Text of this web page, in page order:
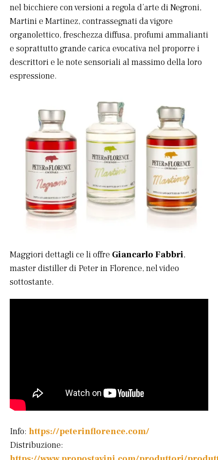
nel bicchiere con versioni a regola d’arte di Negroni,
Martini e Martinez, contrassegnati da vigore
organolettico, freschezza diffusa, profumi ammalianti
e soprattutto grande carica evocativa nel proporre i
descrittori e le note sensoriali al massimo della loro
espressione.
Maggiori dettagli ce li offre Giancarlo Fabbri,
master distiller di Peter in Florence, nel video
sottostante.
Info: https://peterinflorence.com/
Distribuzione: